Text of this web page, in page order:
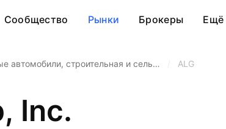
Сообщество Рынки Брокеры Ещё
автомобили, строительная и сель… ALG
Inc.